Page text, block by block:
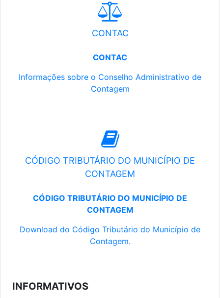
CONTAC
CONTAC
Informações sobre o Conselho Administrativo de
Contagem
CÓDIGO TRIBUTÁRIO DO MUNICÍPIO DE
CONTAGEM
CÓDIGO TRIBUTÁRIO DO MUNICÍPIO DE
CONTAGEM
Download do Código Tributário do Município de
Contagem.
INFORMATIVOS